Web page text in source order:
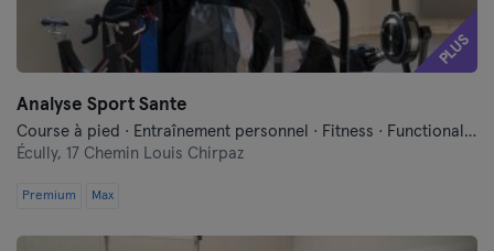
PLUS
Analyse Sport Sante
Course à pied · Entraînement personnel · Fitness · Functional Training
Écully, 17 Chemin Louis Chirpaz
Premium Max